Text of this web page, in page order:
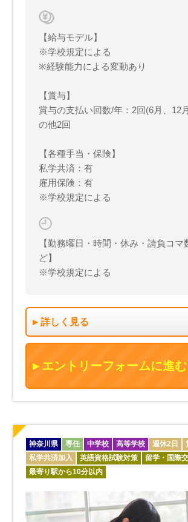
【給与モデル】
※学校規定による
※経験能力による変動あり
【賞与】
賞与の支払い回数/年：2回(6月、12
の他2回
【各種手当・保険】
私学共済：有
雇用保険：有
※学校規定による
【勤務曜日・時間・休み・請負コマ
ど】
※学校規定による
詳しく見る
エントリーフォームに進む
神奈川県 専任 中学校 高等学校 週休2日
私学共済加入
英語資格試験対策
留学・国際
最寄り駅から10分以内